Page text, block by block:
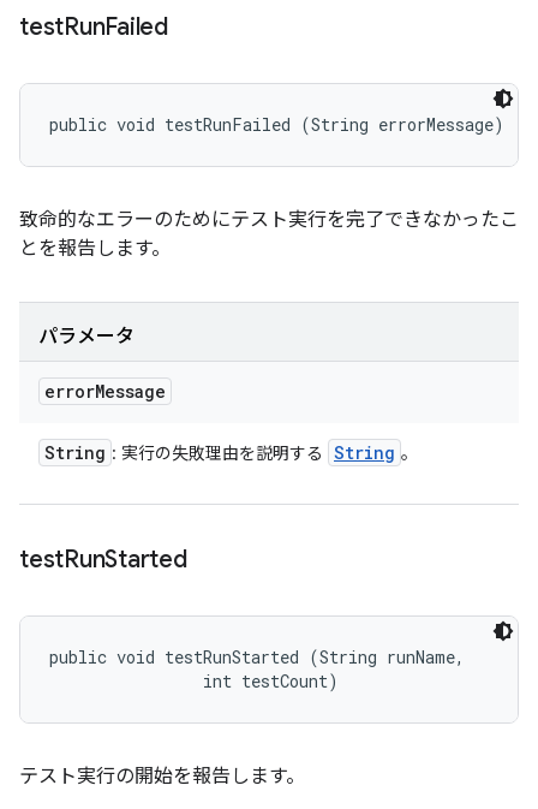
testRunFailed
public void testRunFailed (String errorMessage)
致命的なエラーのためにテスト実行を完了できなかったこ
とを報告します。
パラメータ
errorMessage
String : 実行の失敗理由を説明する String 。
testRunStarted
public void testRunStarted (String runName,
                int testCount)
テスト実行の開始を報告します。